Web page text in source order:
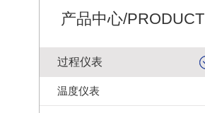
产品中心/PRODUCT
过程仪表
温度仪表